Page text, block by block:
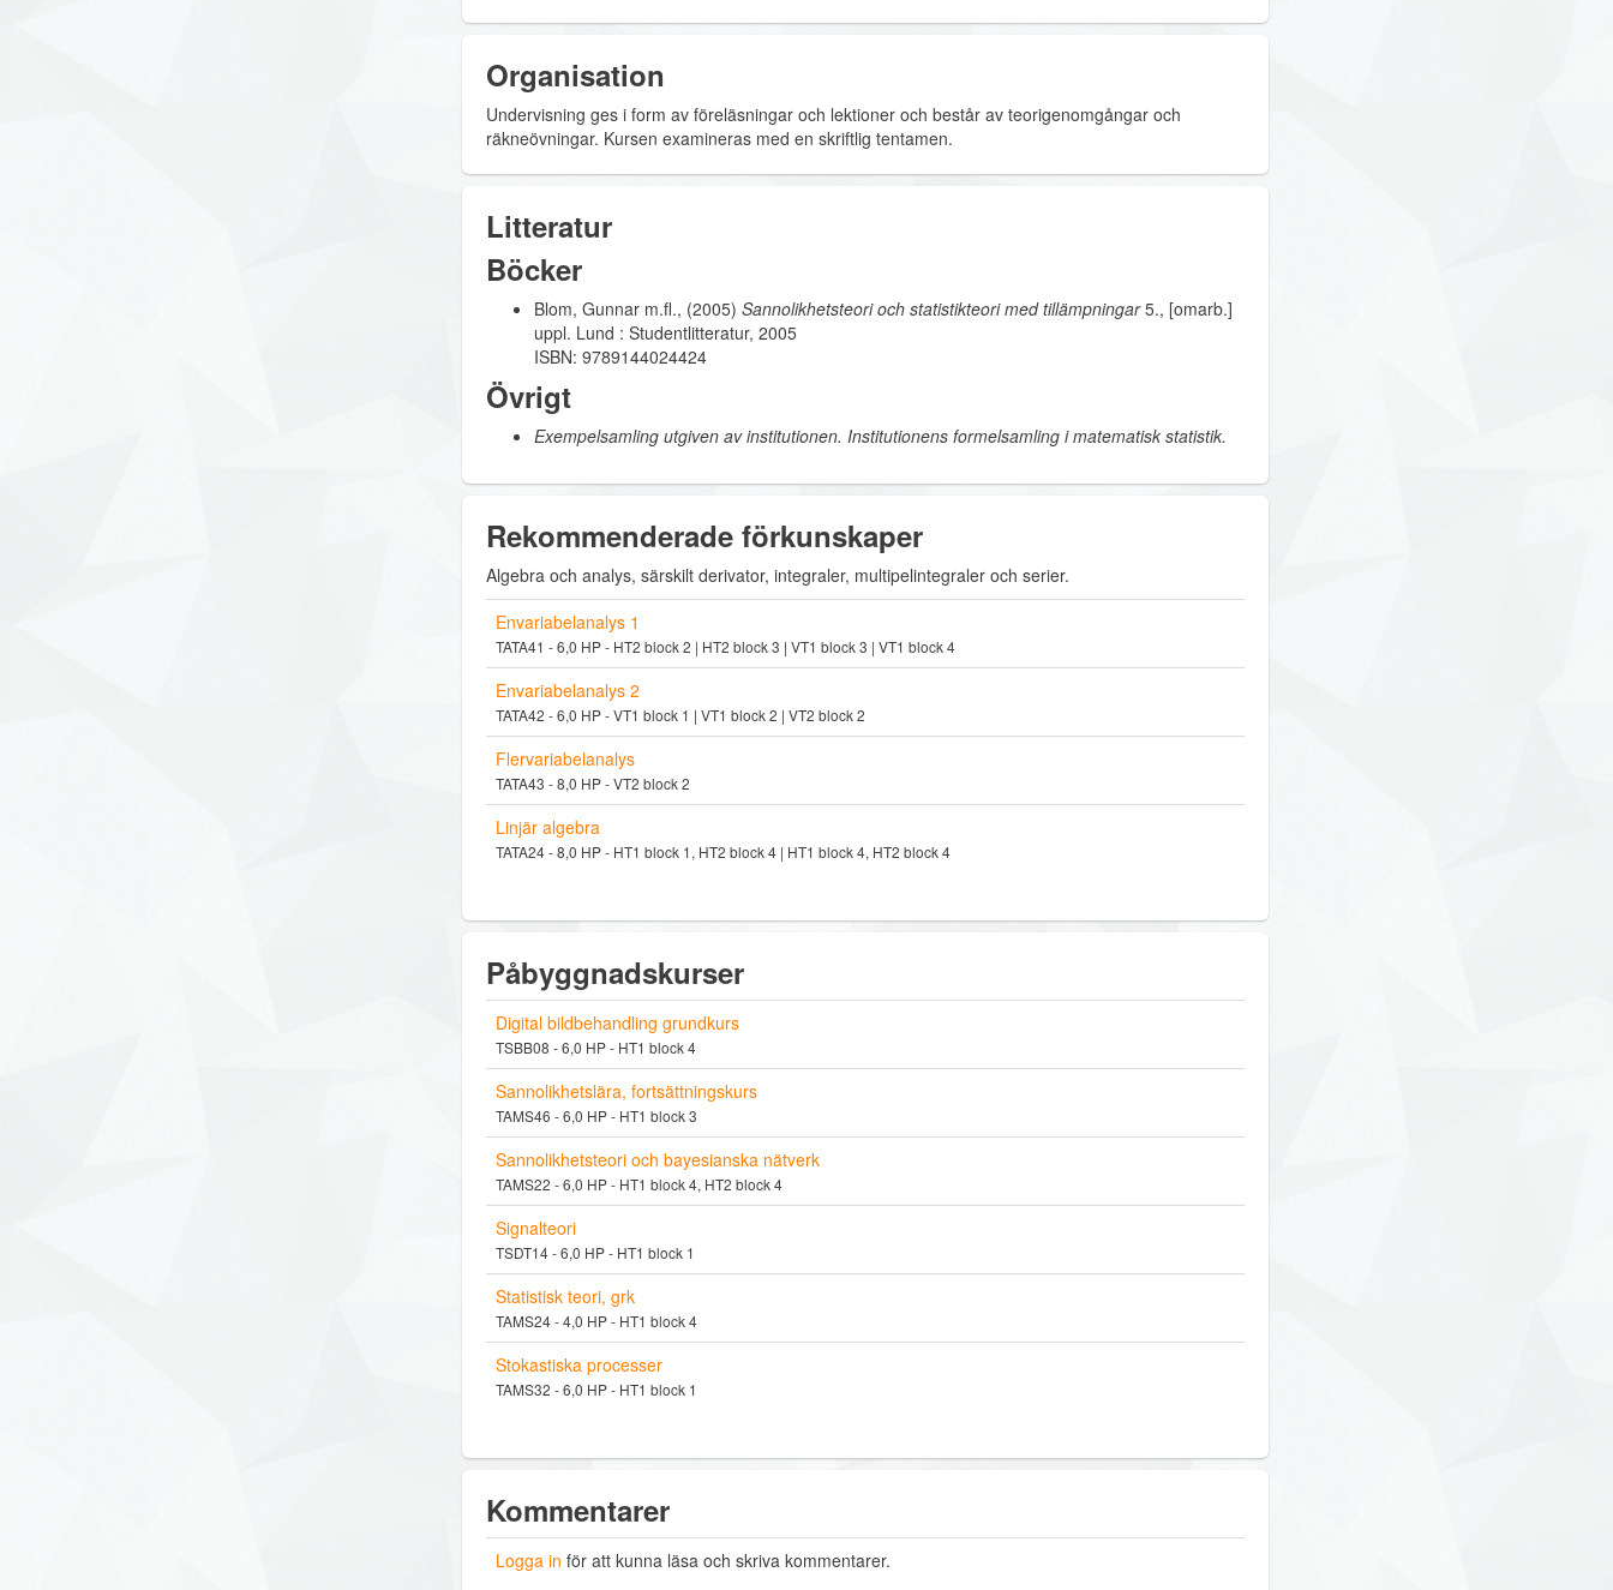
Organisation
Undervisning ges i form av föreläsningar och lektioner och består av teorigenomgångar och
räkneövningar. Kursen examineras med en skriftlig tentamen.
Litteratur
Böcker
Blom, Gunnar m.fl., (2005) Sannolikhetsteori och statistikteori med tillämpningar5., [omarb.]
uppl. Lund : Studentlitteratur, 2005
ISBN: 9789144024424
Övrigt
Exempelsamling utgiven av institutionen. Institutionens formelsamling i matematisk statistik.
Rekommenderade förkunskaper
Algebra och analys, särskilt derivator, integraler, multipelintegraler och serier.
Envariabelanalys 1
TATA41 - 6,0 HP - HT2 block 2 | HT2 block 3 | VT1 block 3 | VT1 block 4
Envariabelanalys 2
TATA42 - 6,0 HP - VT1 block 1 | VT1 block 2 | VT2 block 2
Flervariabelanalys
TATA43 - 8,0 HP - VT2 block 2
Linjär algebra
TATA24 - 8,0 HP - HT1 block 1, HT2 block 4 | HT1 block 4, HT2 block 4
Påbyggnadskurser
Digital bildbehandling grundkurs
TSBB08 - 6,0 HP - HT1 block 4
Sannolikhetslära, fortsättningskurs
TAMS46 - 6,0 HP - HT1 block 3
Sannolikhetsteori och bayesianska nätverk
TAMS22 - 6,0 HP - HT1 block 4, HT2 block 4
Signalteori
TSDT14 - 6,0 HP - HT1 block 1
Statistisk teori, grk
TAMS24 - 4,0 HP - HT1 block 4
Stokastiska processer
TAMS32 - 6,0 HP - HT1 block 1
Kommentarer
Logga in för att kunna läsa och skriva kommentarer.